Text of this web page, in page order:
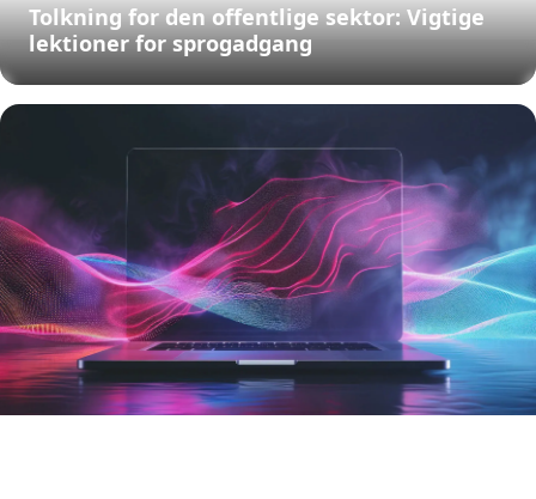
Tolkning for den offentlige sektor: Vigtige
lektioner for sprogadgang